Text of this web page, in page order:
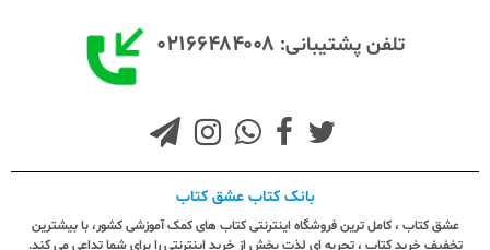
تلفن پشتیبانی: ۰۲۱۶۶۴۸۴۰۰۸
بانک کتاب عشق کتاب
عشق کتاب ، کامل ترین فروشگاه اینترنتی کتاب های کمک آموزشی کشور، با بیشترین
تخفیف خرید کتاب ، تجربه ای لذت بخش از خرید اینترنتی را برای شما تداعی می کند.